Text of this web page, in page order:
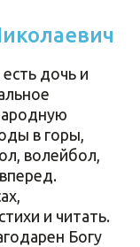
дочь и
в горы,
волейбол,
и читать.
Богу